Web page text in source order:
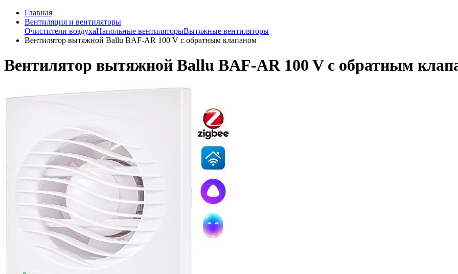
Главная
Вентиляция и вентиляторы
Очистители воздухаНапольные вентиляторыВытяжные вентиляторы
Вентилятор вытяжной Ballu BAF-AR 100 V с обратным клапаном
Вентилятор вытяжной Ballu BAF-AR 100 V с обратным